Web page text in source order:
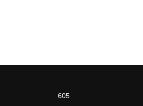
605